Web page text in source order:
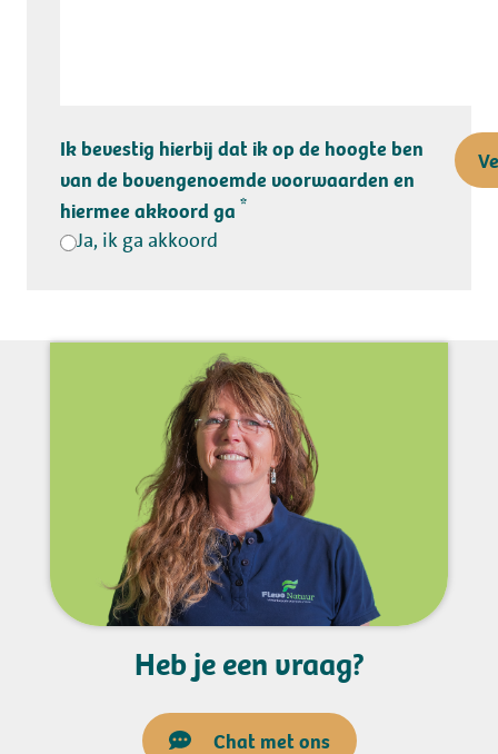
Ik bevestig hierbij dat ik op de hoogte ben
van de bovengenoemde voorwaarden en
hiermee akkoord ga *
Ja, ik ga akkoord
Heb je een vraag?
Chat met ons